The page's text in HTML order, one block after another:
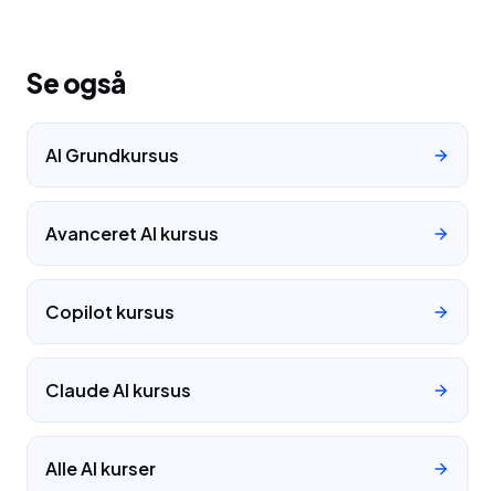
Se også
AI Grundkursus
Avanceret AI kursus
Copilot kursus
Claude AI kursus
Alle AI kurser